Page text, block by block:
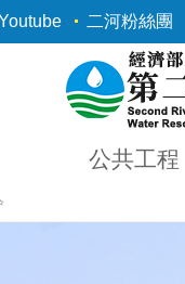
二河粉絲團
公共工程